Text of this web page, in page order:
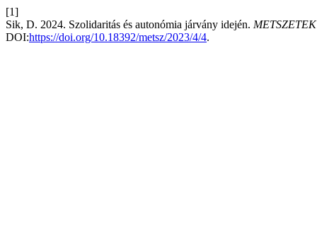
[1]
Sik, D. 2024. Szolidaritás és autonómia járvány idején.
DOI:https://doi.org/10.18392/metsz/2023/4/4.